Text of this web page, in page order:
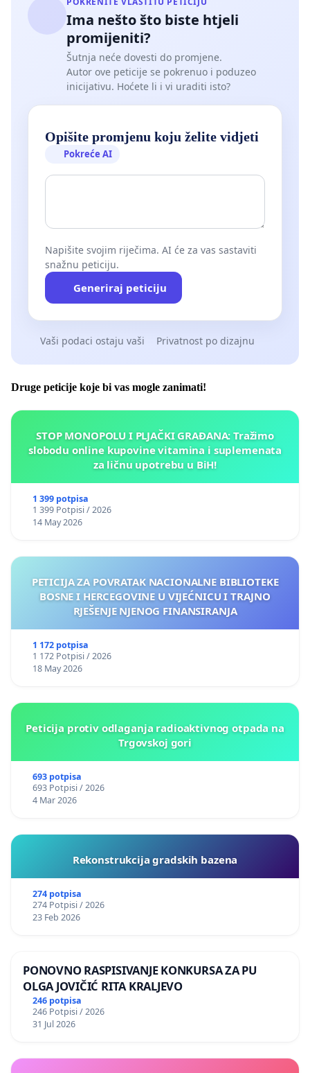
Ima nešto što biste htjeli
promijeniti?
Šutnja neće dovesti do promjene.
Autor ove peticije se pokrenuo i poduzeo
inicijativu. Hoćete li i vi uraditi isto?
Opišite promjenu koju želite vidjeti
Pokreće AI
Napišite svojim riječima. AI će za vas sastaviti
snažnu peticiju.
Generiraj peticiju
Vaši podaci ostaju vaši Privatnost po dizajnu
Druge peticije koje bi vas mogle zanimati!
STOP MONOPOLU I PLJAČKI GRAĐANA: Tražimo
slobodu online kupovine vitamina i suplemenata
za ličnu upotrebu u BiH!
1 399 potpisa
1 399 Potpisi / 2026
14 May 2026
PETICIJA ZA POVRATAK NACIONALNE BIBLIOTEKE
BOSNE I HERCEGOVINE U VIJEĆNICU I TRAJNO
RJEŠENJE NJENOG FINANSIRANJA
1 172 potpisa
1 172 Potpisi / 2026
18 May 2026
Peticija protiv odlaganja radioaktivnog otpada na
Trgovskoj gori
693 potpisa
693 Potpisi / 2026
4 Mar 2026
Rekonstrukcija gradskih bazena
274 potpisa
274 Potpisi / 2026
23 Feb 2026
PONOVNO RASPISIVANJE KONKURSA ZA PU
OLGA JOVIČIĆ RITA KRALJEVO
246 potpisa
246 Potpisi / 2026
31 Jul 2026